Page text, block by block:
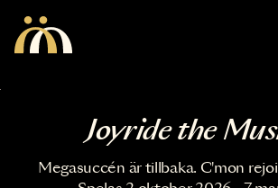
Joyride the
Megasuccén är tillbaka. C'mon